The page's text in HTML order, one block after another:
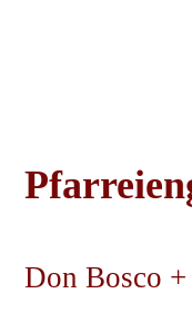
Don Bosco +